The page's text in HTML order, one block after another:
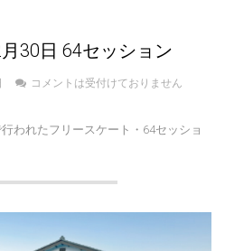
30日 64セッション
コメントは受付けておりません
われたフリースケート・64セッショ